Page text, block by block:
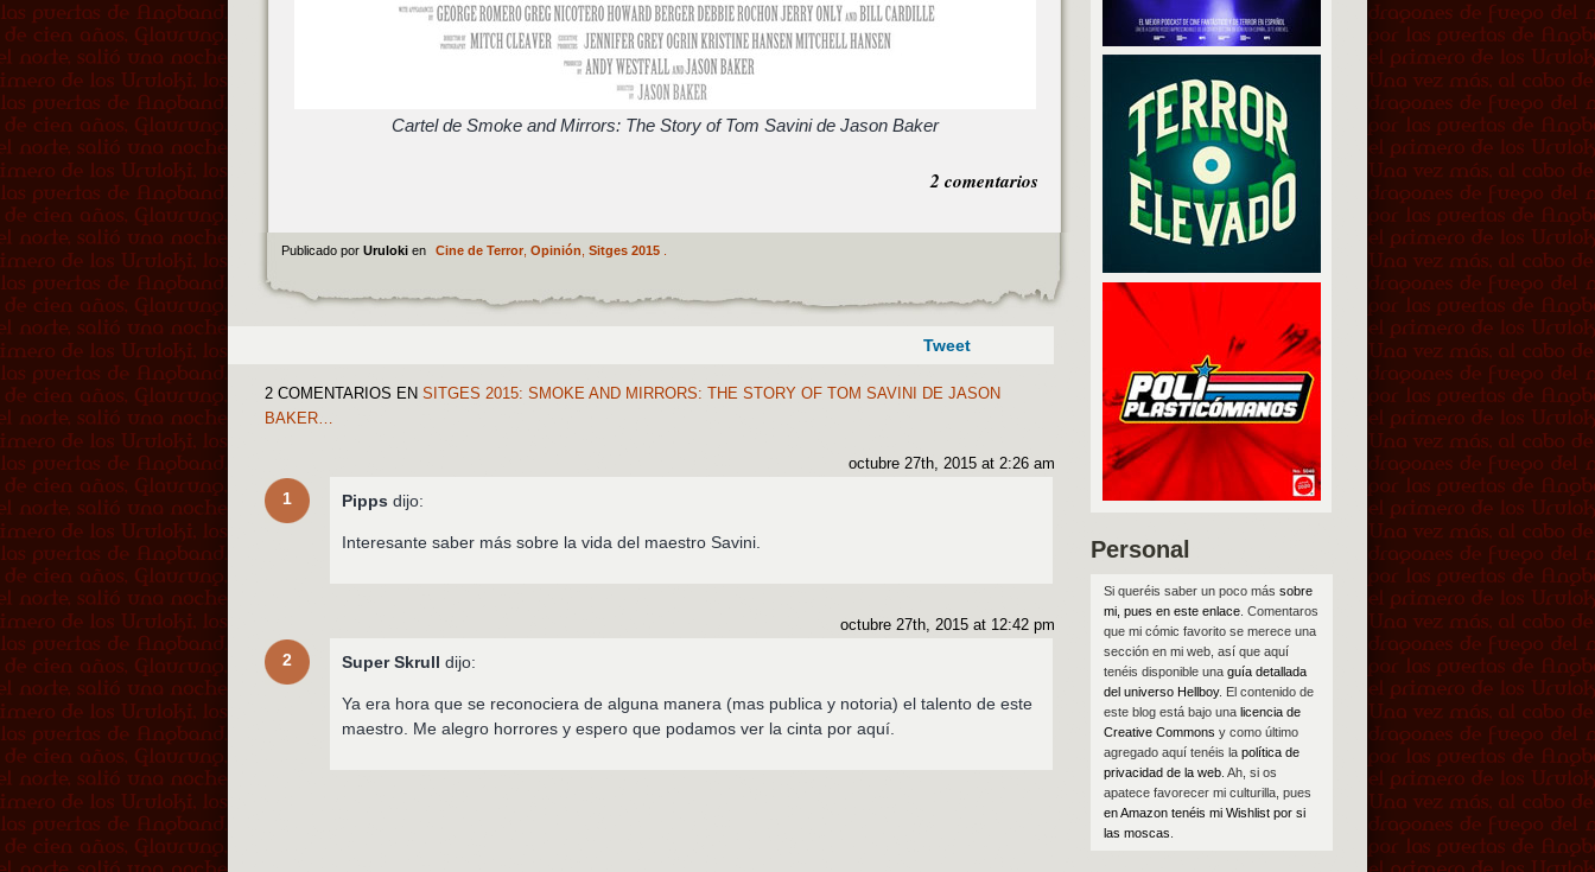
Cartel de Smoke and Mirrors: The Story of Tom Savini de Jason Baker
2 comentarios
Publicado por Uruloki en Cine de Terror, Opinión Sitges 2015.
Tweet
2 COMENTARIOS EN SITGES 2015: SMOKE AND MIRRORS: THE STORY OF TOM SAVINI DE JASON
BAKER…
1
octubre 27th, 2015 at 2:26 am
Pipps dijo:
Interesante saber más sobre la vida del maestro Savini.
2
octubre 27th, 2015 at 12:42 pm
Super Skrull dijo:
Ya era hora que se reconociera de alguna manera (mas publica y notoria) el talento de este
maestro. Me alegro horrores y espero que podamos ver la cinta por aquí.
Personal
Si queréis saber un poco más sobre
mi, pues en este enlace. Comentaros
que mi cómic favorito se merece una
sección en mi web, así que aquí
tenéis disponible una guía detallada
del universo Hellboy. El contenido de
este blog está bajo una licencia de
Creative Commons y como último
agregado aquí tenéis la política de
privacidad de la web. Ah, si os
apatece favorecer mi culturilla, pues
en Amazon tenéis mi Wishlist por si
las moscas